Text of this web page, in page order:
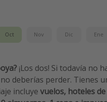
Oct Nov Dic Ene
¡Los dos! Si todavía no
deberías perder. Tienes
incluye vuelos, hoteles